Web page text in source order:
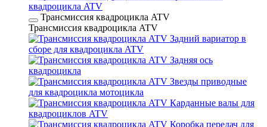
квадроцикла ATV
Трансмиссия квадроцикла ATV
Трансмиссия квадроцикла ATV
Задний вариатор в
сборе для квадроцикла ATV
Задняя ось
квадроцикла
Звезды приводные
для квадроцикла мотоцикла
Карданные валы для
квадроциклов ATV
Коробка передач для